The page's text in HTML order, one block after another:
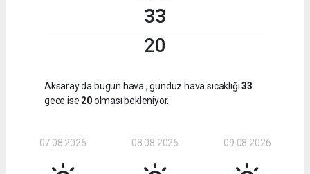
33
20
Aksaray da bugün hava , gündüz hava sıcaklığı33
gece ise 20olması bekleniyor.
07.08.2026 08.08.2026 09.08.2026